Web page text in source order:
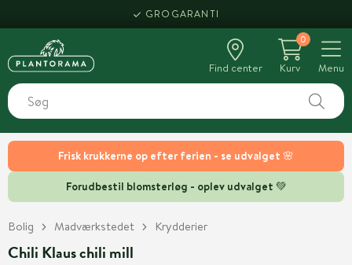
Frisk krukkerne op efter ferien - se udvalget 🌸
Forudbestil blomsterløg - oplev udvalget 💚
GROGARANTI
Find center
0
Kurv
Menu
Bolig Madværkstedet Krydderier
Chili Klaus chili mill